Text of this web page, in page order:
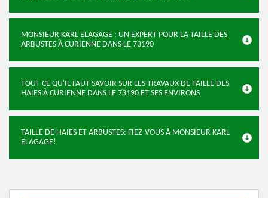
MONSIEUR KARL ELAGAGE : UN EXPERT POUR LA TAILLE DES
ARBUSTES À CURIENNE DANS LE 73190
TOUT CE QU'IL FAUT SAVOIR SUR LES TRAVAUX DE TAILLE DES
HAIES À CURIENNE DANS LE 73190 ET SES ENVIRONS
TAILLE DE HAIES ET ARBUSTES: FIEZ-VOUS À MONSIEUR KARL
ELAGAGE!